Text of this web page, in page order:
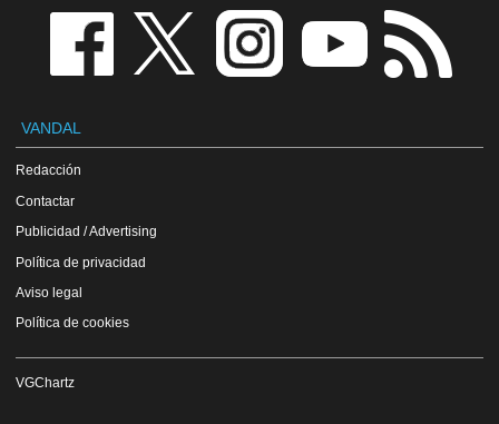
VANDAL
Redacción
Contactar
Publicidad / Advertising
Política de privacidad
Aviso legal
Política de cookies
VGChartz